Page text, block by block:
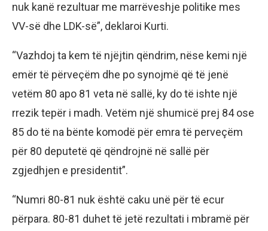
nuk kanë rezultuar me marrëveshje politike mes
VV-së dhe LDK-së”, deklaroi Kurti.
“Vazhdoj ta kem të njëjtin qëndrim, nëse kemi një
emër të përveçëm dhe po synojmë që të jenë
vetëm 80 apo 81 veta në sallë, ky do të ishte një
rrezik tepër i madh. Vetëm një shumicë prej 84 ose
85 do të na bënte komodë për emra të perveçëm
për 80 deputetë që qëndrojnë në sallë për
zgjedhjen e presidentit”.
“Numri 80-81 nuk është caku unë për të ecur
përpara. 80-81 duhet të jetë rezultati i mbramë për